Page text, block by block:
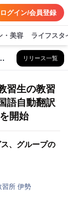
ログイン/会員登録
・美容 ライフスタ
ほめちぎる教習所 伊勢 リリース一覧
習生の教習
語自動翻訳
開始
、グループの
所 伊勢